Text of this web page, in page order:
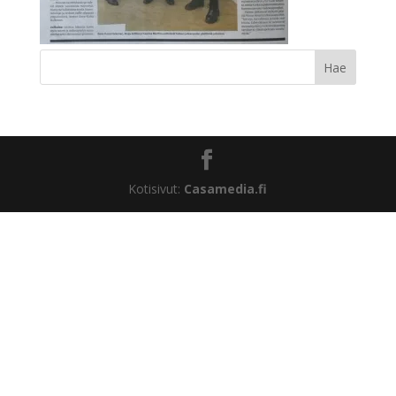
Kotisivut: Casamedia.fi